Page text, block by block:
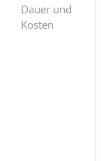
Dauer und
Kosten